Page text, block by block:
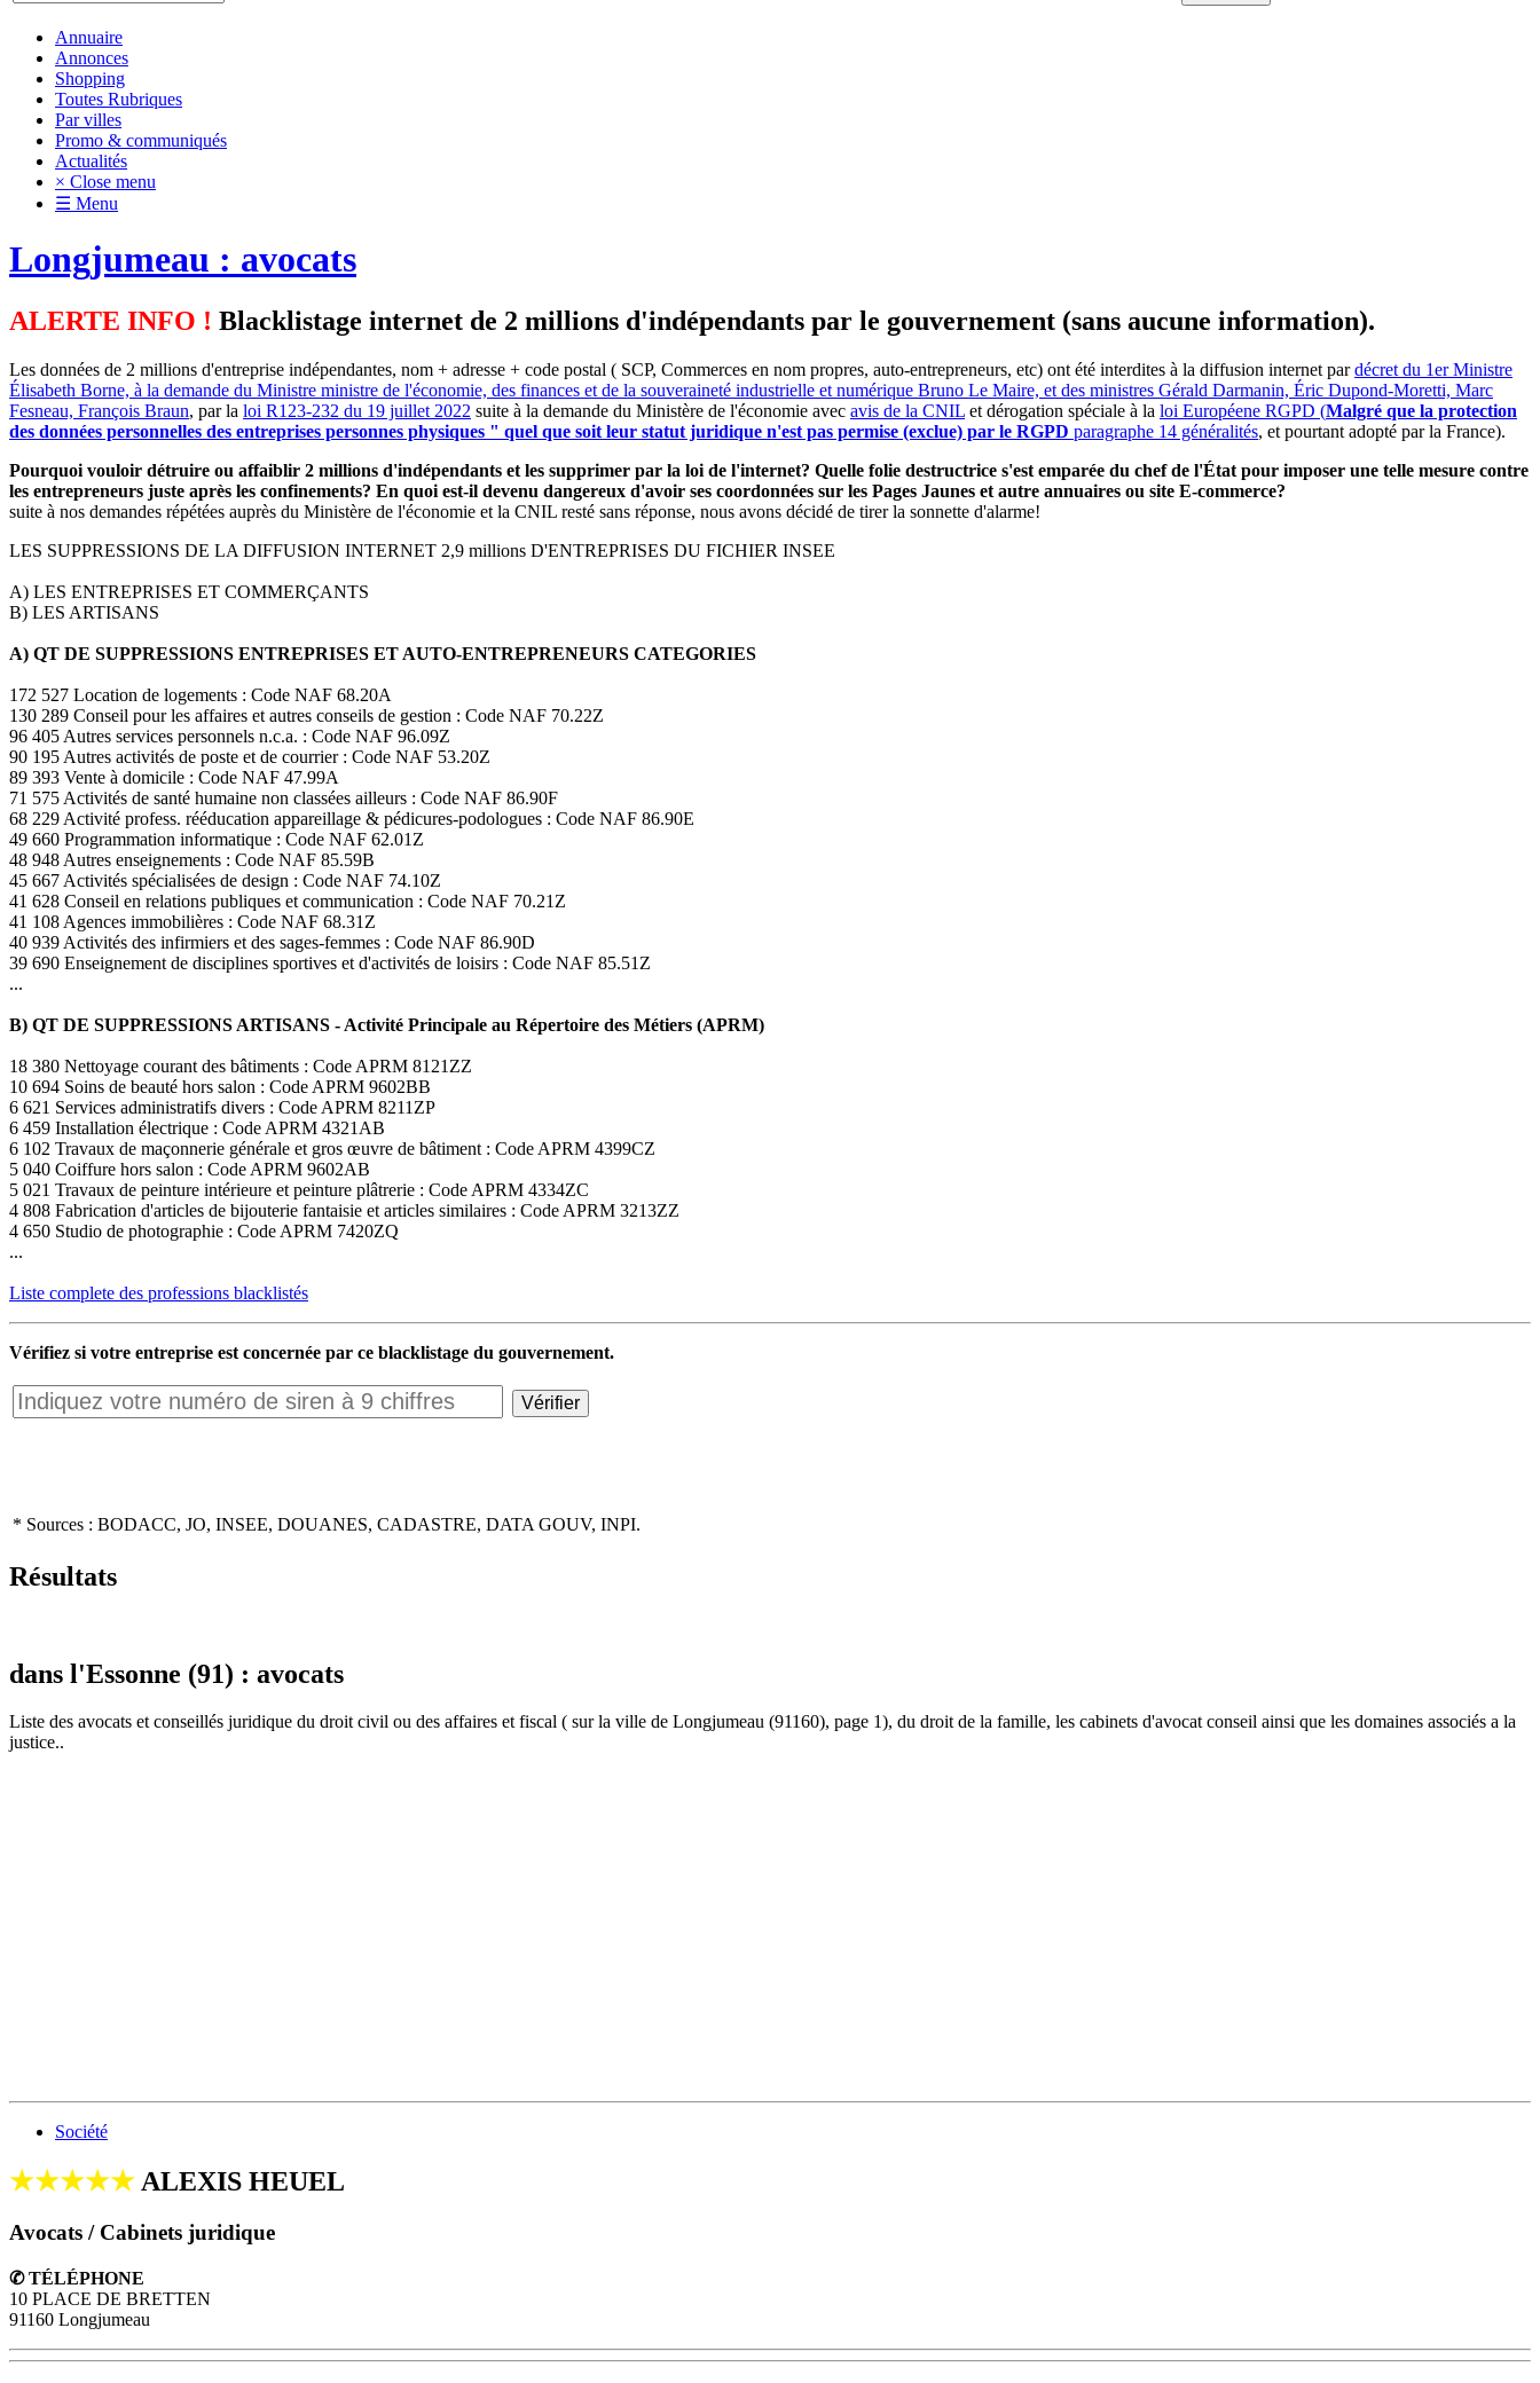
Annuaire
Annonces
Shopping
Toutes Rubriques
Par villes
Promo & communiqués
Actualités
× Close menu
☰ Menu
Longjumeau : avocats
ALERTE INFO ! Blacklistage internet de 2 millions d'indépendants par le gouvernement (sans aucune information).
Les données de 2 millions d'entreprise indépendantes, nom + adresse + code postal ( SCP, Commerces en nom propres, auto-entrepreneurs, etc) ont été interdites à la diffusion internet pardécret du 1er Ministre
Élisabeth Borne, à la demande du Ministre ministre de l'économie, des finances et de la souveraineté industrielle et numérique Bruno Le Maire, et des ministres Gérald Darmanin, Éric Dupond-Moretti, Marc
Fesneau, François Braun, par la loi R123-232 du 19 juillet 2022 suite à la demande du Ministère de l'économie avec avis de la CNIL et dérogation spéciale à la loi Européene RGPD (Malgré que la protection
des données personnelles des entreprises personnes physiques " quel que soit leur statut juridique n'est pas permise (exclue) par le RGPD paragraphe 14 généralités, et pourtant adopté par la France).
Pourquoi vouloir détruire ou affaiblir 2 millions d'indépendants et les supprimer par la loi de l'internet? Quelle folie destructrice s'est emparée du chef de l'État pour imposer une telle mesure contre
les entrepreneurs juste après les confinements? En quoi est-il devenu dangereux d'avoir ses coordonnées sur les Pages Jaunes et autre annuaires ou site E-commerce?
suite à nos demandes répétées auprès du Ministère de l'économie et la CNIL resté sans réponse, nous avons décidé de tirer la sonnette d'alarme!
LES SUPPRESSIONS DE LA DIFFUSION INTERNET 2,9 millions D'ENTREPRISES DU FICHIER INSEE
A) LES ENTREPRISES ET COMMERÇANTS
B) LES ARTISANS
A) QT DE SUPPRESSIONS ENTREPRISES ET AUTO-ENTREPRENEURS CATEGORIES
172 527 Location de logements : Code NAF 68.20A
130 289 Conseil pour les affaires et autres conseils de gestion : Code NAF 70.22Z
96 405 Autres services personnels n.c.a. : Code NAF 96.09Z
90 195 Autres activités de poste et de courrier : Code NAF 53.20Z
89 393 Vente à domicile : Code NAF 47.99A
71 575 Activités de santé humaine non classées ailleurs : Code NAF 86.90F
68 229 Activité profess. rééducation appareillage & pédicures-podologues : Code NAF 86.90E
49 660 Programmation informatique : Code NAF 62.01Z
48 948 Autres enseignements : Code NAF 85.59B
45 667 Activités spécialisées de design : Code NAF 74.10Z
41 628 Conseil en relations publiques et communication : Code NAF 70.21Z
41 108 Agences immobilières : Code NAF 68.31Z
40 939 Activités des infirmiers et des sages-femmes : Code NAF 86.90D
39 690 Enseignement de disciplines sportives et d'activités de loisirs : Code NAF 85.51Z
...
B) QT DE SUPPRESSIONS ARTISANS - Activité Principale au Répertoire des Métiers (APRM)
18 380 Nettoyage courant des bâtiments : Code APRM 8121ZZ
10 694 Soins de beauté hors salon : Code APRM 9602BB
6 621 Services administratifs divers : Code APRM 8211ZP
6 459 Installation électrique : Code APRM 4321AB
6 102 Travaux de maçonnerie générale et gros œuvre de bâtiment : Code APRM 4399CZ
5 040 Coiffure hors salon : Code APRM 9602AB
5 021 Travaux de peinture intérieure et peinture plâtrerie : Code APRM 4334ZC
4 808 Fabrication d'articles de bijouterie fantaisie et articles similaires : Code APRM 3213ZZ
4 650 Studio de photographie : Code APRM 7420ZQ
...
Liste complete des professions blacklistés
Vérifiez si votre entreprise est concernée par ce blacklistage du gouvernement.
* Sources : BODACC, JO, INSEE, DOUANES, CADASTRE, DATA GOUV, INPI.
Résultats
dans l'Essonne (91) : avocats
Liste des avocats et conseillés juridique du droit civil ou des affaires et fiscal ( sur la ville de Longjumeau (91160), page 1), du droit de la famille, les cabinets d'avocat conseil ainsi que les domaines associés a la
justice..
Société
★★★★★ALEXIS HEUEL
Avocats / Cabinets juridique
✆ TÉLÉPHONE
10 PLACE DE BRETTEN
91160 Longjumeau